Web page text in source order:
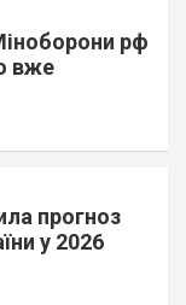
рф
вже
прогноз
у 2026